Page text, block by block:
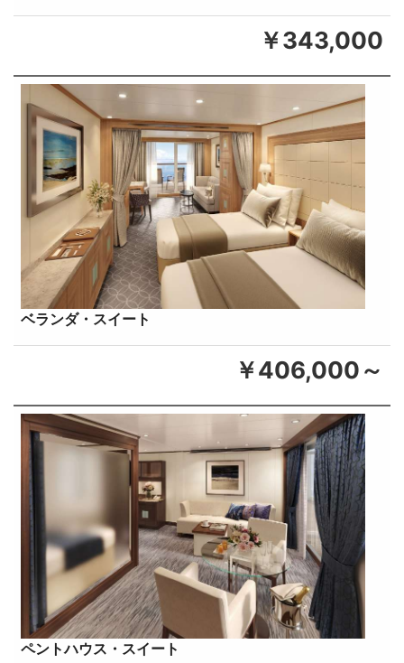
￥343,000
ベランダ・スイート
￥406,000～
ペントハウス・スイート